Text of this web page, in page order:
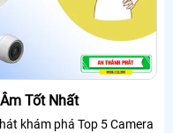
Tốt Nhất
khám phá Top 5 Camera